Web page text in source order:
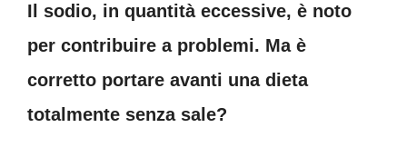
Il sodio, in quantità eccessive, è noto
per contribuire a problemi. Ma è
corretto portare avanti una dieta
totalmente senza sale?